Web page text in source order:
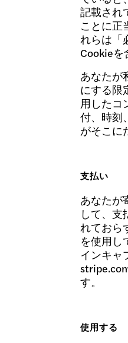
記載され
ことに正
れらは「
Cookieを
あなたが
にする限
用したコ
付、時刻
がそこに
支払い
あなたが
して、
れておら
を使用し
インキャ
す。
使用する